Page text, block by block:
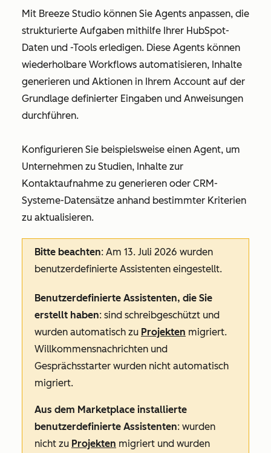
Mit Breeze Studio können Sie Agents anpassen, die
strukturierte Aufgaben mithilfe Ihrer HubSpot-
Daten und -Tools erledigen. Diese Agents können
wiederholbare Workflows automatisieren, Inhalte
generieren und Aktionen in Ihrem Account auf der
Grundlage definierter Eingaben und Anweisungen
durchführen.
Konfigurieren Sie beispielsweise einen Agent, um
Unternehmen zu Studien, Inhalte zur
Kontaktaufnahme zu generieren oder CRM-
Systeme-Datensätze anhand bestimmter Kriterien
zu aktualisieren.
Bitte beachten: Am 13. Juli 2026 wurden
benutzerdefinierte Assistenten eingestellt.
Benutzerdefinierte Assistenten, die Sie
erstellt haben: sind schreibgeschützt und
wurden automatisch zu Projekten migriert.
Willkommensnachrichten und
Gesprächsstarter wurden nicht automatisch
migriert.
Aus dem Marketplace installierte
benutzerdefinierte Assistenten: wurden
nicht zu Projekten migriert und wurden